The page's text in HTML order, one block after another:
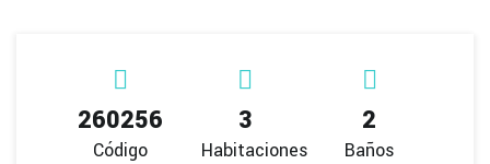
260256
Código
3
Habitaciones
2
Baños